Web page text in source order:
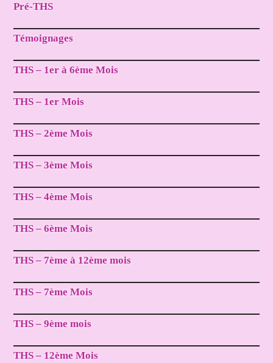
Pré-THS
Témoignages
THS – 1er à 6ème Mois
THS – 1er Mois
THS – 2ème Mois
THS – 3ème Mois
THS – 4ème Mois
THS – 6ème Mois
THS – 7ème à 12ème mois
THS – 7ème Mois
THS – 9ème mois
THS – 12ème Mois